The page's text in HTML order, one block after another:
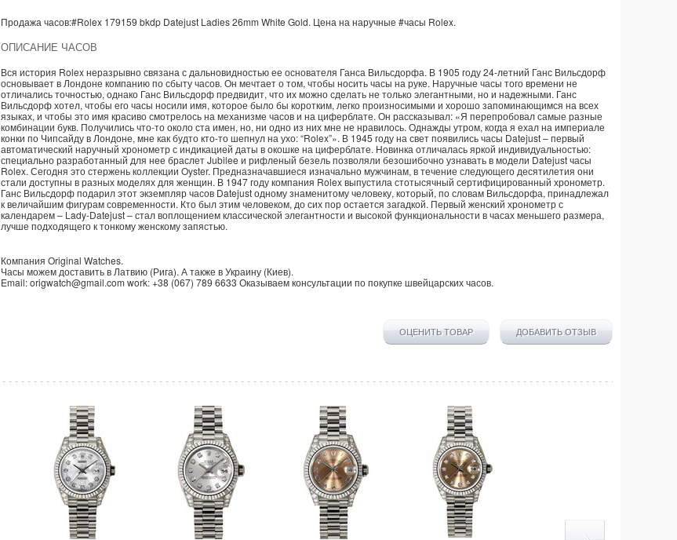
Продажа часов:#Rolex 179159 bkdp Datejust Ladies26mm White Gold. Цена на наручные #часы Rolex.
ОПИСАНИЕ ЧАСОВ
Вся история Rolex неразрывно связана с дальновидностью ее основателя Ганса Вильсдорфа. В 1905 году 24-летний Ганс Вильсдорф
основывает в Лондоне компанию по сбыту часов. Он мечтает о том, чтобы носить часы на руке. Наручные часы того времени не
отличались точностью, однако Ганс Вильсдорф предвидит, что их можно сделать не только элегантными, но и надежными. Ганс
Вильсдорф хотел, чтобы его часы носили имя, которое было бы коротким, легко произносимыми и хорошо запоминающимся на всех
языках, и чтобы это имя красиво смотрелось на механизме часов и на циферблате. Он рассказывал: «Я перепробовал самые разные
комбинации букв. Получились что-то около ста имен, но, ни одно из них мне не нравилось. Однажды утром, когда я ехал на империале
конки по Чипсайду в Лондоне, мне как будто кто-то шепнул на ухо: “Rolex”». В 1945 году на свет появились часы Datejust – первый
автоматический наручный хронометр с индикацией даты в окошке на циферблате. Новинка отличалась яркой индивидуальностью:
специально разработанный для нее браслет Jubilee и рифленый безель позволяли безошибочно узнавать в модели Datejust часы
Rolex. Сегодня это стержень коллекции Oyster. Предназначавшиеся изначально мужчинам, в течение следующего десятилетия они
стали доступны в разных моделях для женщин. В 1947 году компания Rolex выпустила стотысячный сертифицированный хронометр.
Ганс Вильсдорф подарил этот экземпляр часов Datejust одному знаменитому человеку, который, по словам Вильсдорфа, принадлежал
к величайшим фигурам современности. Кто был этим человеком, до сих пор остается загадкой. Первый женский хронометр с
календарем – Lady-Datejust – стал воплощением классической элегантности и высокой функциональности в часах меньшего размера,
лучше подходящего к тонкому женскому запястью.
Компания Original Watches.
Часы можем доставить в Латвию (Рига). А также вУкраину (Киев).
Email:origwatch@gmail.com work:+38 (067) 789 6633 Оказываем консультации по покупке швейцарских часов.
ОЦЕНИТЬ ТОВАР ДОБАВИТЬ ОТЗЫВ